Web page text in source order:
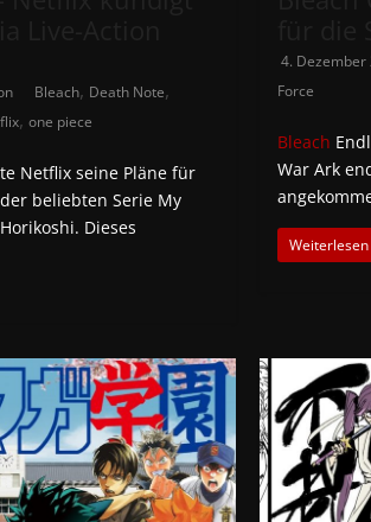
Bleach, Death Note,
, one piece
Netflix seine Pläne für
beliebten Serie My
Dieses
4. Dezember
Force
Bleach
War Ark
Weiterlesen